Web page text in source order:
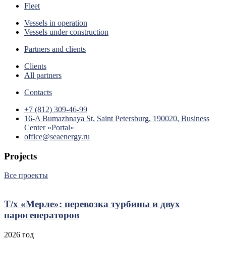
Fleet
Vessels in operation
Vessels under construction
Partners and clients
Clients
All partners
Contacts
+7 (812) 309-46-99
16-A Bumazhnaya St, Saint Petersburg, 190020, Business
Center «Portal»
office@seaenergy.ru
Projects
Все проекты
Т/х «Мерле»: перевозка турбины и двух
парогенераторов
2026 год